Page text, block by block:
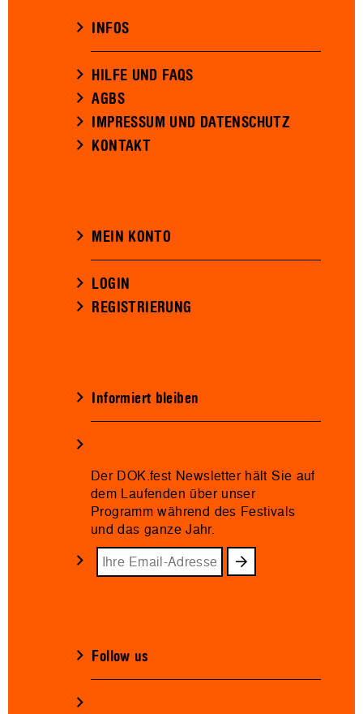
INFOS
HILFE UND FAQS
AGBS
IMPRESSUM UND DATENSCHUTZ
KONTAKT
MEIN KONTO
LOGIN
REGISTRIERUNG
Informiert bleiben
Der DOK.fest Newsletter hält Sie auf
dem Laufenden über unser
Programm während des Festivals
und das ganze Jahr.
Follow us